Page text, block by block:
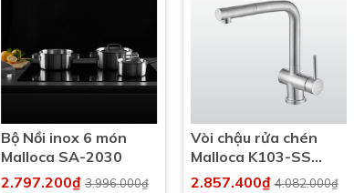
Bộ Nồi inox 6 món
Malloca SA-2030
2.797.200₫3.996.000₫
Vòi chậu rửa chén
Malloca K103-SS
nóng lạnh
2.857.400₫4.082.000₫